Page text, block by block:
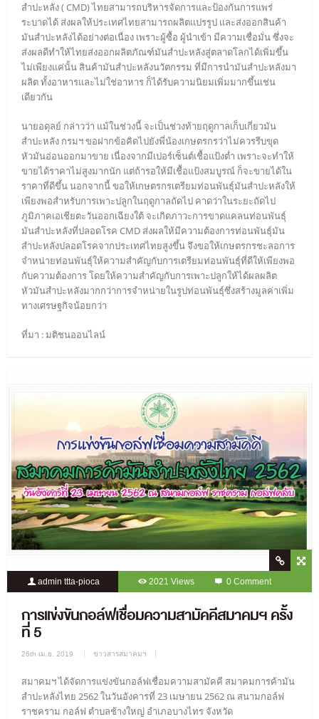
สำปะหลัง ( CMD) ไทยสามารถบริหารจัดการและป้องกันการแพร่
ระบาดได้ ส่งผลให้ประเทศไทยสามารถผลิตแปรรูป และส่งออกสินค้า
มันสำปะหลังได้อย่างต่อเนื่อง เพราะผู้ซื้อ ผู้นำเข้า มีความเชื่อมั่น ซึ่งจะ
ส่งผลดีทำให้ไทยส่งออกผลิตภัณฑ์มันสำปะหลังสู่ตลาดโลกได้เพิ่มขึ้น
ไม่เพียงแค่นั้น สินค้ามันสำปะหลังนวัตกรรม ที่มีการนำมันสำปะหลังมา
ผลิต ทั้งอาหารและไม่ใช่อาหาร ก็ได้รับความนิยมเพิ่มมากขึ้นเช่น
เดียวกัน
นายอดุลย์ กล่าวว่า แม้ในช่วงนี้ จะเป็นช่วงท้ายฤดูกาลเก็บเกี่ยวมัน
สำปะหลัง กรมฯ ขอฝากข้อคิดไปยังพี่น้องเกษตรกรว่าไม่ควรรีบขุด
หัวมันอ่อนออกมาขาย เนื่องจากมีเปอร์เซ็นต์เชื้อแป้งต่ำ เพราะจะทำให้
ขายได้ราคาไม่สูงมากนัก แต่ถ้ารอให้มีเชื้อแป้งสมบูรณ์ ก็จะขายได้ใน
ราคาที่ดีขึ้น นอกจากนี้ ขอให้เกษตรกรเตรียมท่อนพันธุ์มันสำปะหลังให้
เพียงพอสำหรับการเพาะปลูกในฤดูกาลถัดไป คาดว่าในระยะถัดไป
ภูมิภาคเอเชียตะวันออกเฉียงใต้ จะเกิดภาวะการขาดแคลนท่อนพันธุ์
มันสำปะหลังที่ปลอดโรค CMD ส่งผลให้มีความต้องการท่อนพันธุ์มัน
สำปะหลังปลอดโรคจากประเทศไทยสูงขึ้น จึงขอให้เกษตรกรชะลอการ
จำหน่ายท่อนพันธุ์ให้ความสำคัญกับการเตรียมท่อนพันธุ์ที่ดีให้เพียงพอ
กับความต้องการ โดยให้ความสำคัญกับการเพาะปลูกให้ได้ผลผลิต
หัวมันสำปะหลังมากกว่าการจำหน่ายในรูปท่อนพันธุ์ซึ่งสร้างมูลค่าเพิ่ม
ทางเศรษฐกิจน้อยกว่า
ที่มา : มติชนออนไลน์
admin ttta-pioca 2021 Views 0 Comment
การแข่งขันกอล์ฟเชื่อมความสามัคคีสมาคมฯ ครั้ง
ที่ 5
26th เม.ย. 2019 ข่าวสารสมาคมฯ
สมาคมฯ ได้จัดการแข่งขันกอล์ฟเชื่อมความสามัคคี สมาคมการค้ามัน
สำปะหลังไทย 2562 ในวันอังคารที่ 23 เมษายน 2562 ณ สนามกอล์ฟ
ราชคราม กอล์ฟ ตำบลช้างใหญ่ อำเภอบางไทร จังหวัด